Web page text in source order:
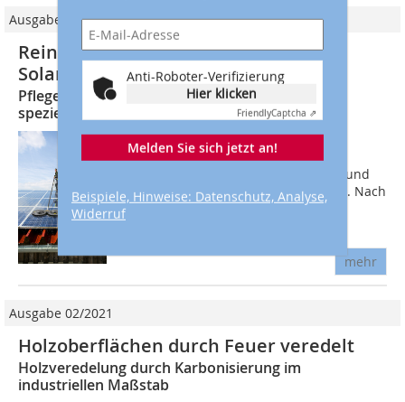
Anti-Roboter-Verifizierung
Hier klicken
FriendlyCaptcha ⇗
Melden Sie sich jetzt an!
Beispiele, Hinweise: Datenschutz, Analyse,
Widerruf
Ausgabe 02/2022
Reinigung sorgt für konstanten
Solarstromertrag
Pflege und Reinigung von Solarmodulen mit
spezieller Ausrüstung
237 Milliarden Kilowattstunden Strom
haben erneuerbare Energien 2019 in
Deutschland geliefert, davon kamen rund
20 Prozent aus der Kraft der Sonne[1]. Nach
Angaben des Bundesverbands
Solarwirtschaft...
mehr
Ausgabe 02/2021
Holzoberflächen durch Feuer veredelt
Holzveredelung durch Karbonisierung im
industriellen Maßstab